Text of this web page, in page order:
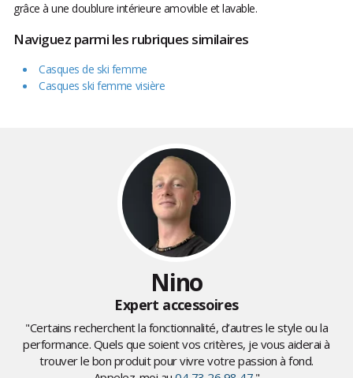
grâce à une doublure intérieure amovible et lavable.
Naviguez parmi les rubriques similaires
Casques de ski femme
Casques ski femme visière
Nino
Expert accessoires
"Certains recherchent la fonctionnalité, d’autres le style ou la
performance. Quels que soient vos critères, je vous aiderai à
trouver le bon produit pour vivre votre passion à fond.